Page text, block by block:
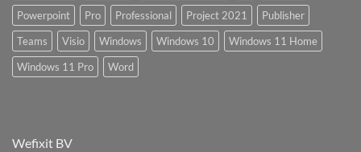
Powerpoint
Pro Professional Project 2021
Publisher
Teams
Visio Windows Windows 10
Windows 11 Home
Windows 11 Pro
Word
Wefixit BV